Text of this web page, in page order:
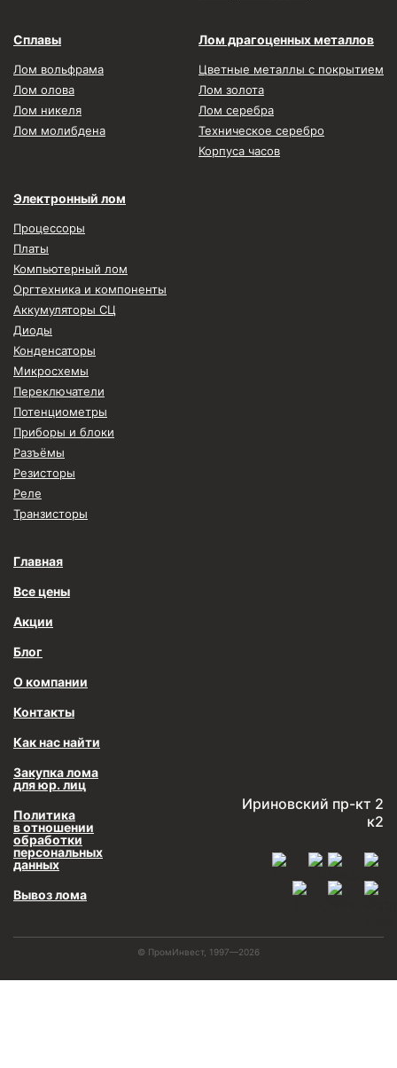
Сплавы
Лом вольфрама
Лом олова
Лом никеля
Лом молибдена
Лом драгоценных металлов
Цветные металлы с покрытием
Лом золота
Лом серебра
Техническое серебро
Корпуса часов
Электронный лом
Процессоры
Платы
Компьютерный лом
Оргтехника и компоненты
Аккумуляторы СЦ
Диоды
Конденсаторы
Микросхемы
Переключатели
Потенциометры
Приборы и блоки
Разъёмы
Резисторы
Реле
Транзисторы
Главная
Все цены
Акции
Блог
О компании
Контакты
Как нас найти
Закупка лома
для юр. лиц
Политика
в отношении
обработки
персональных
данных
Вывоз лома
Ириновский пр-кт 2
к2
© ПромИнвест, 1997—2026